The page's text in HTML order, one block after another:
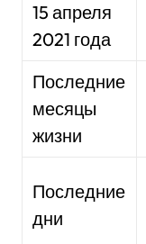
15 апреля
2021 года
Последние
месяцы
жизни
Последние
дни